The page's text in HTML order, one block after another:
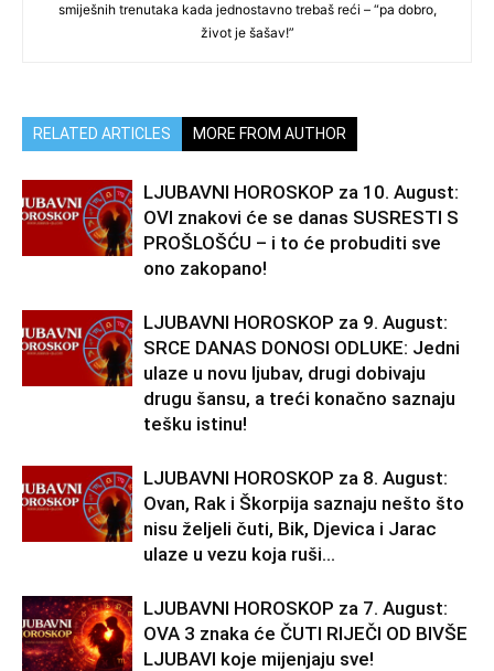
smiješnih trenutaka kada jednostavno trebaš reći – “pa dobro,
život je šašav!”
RELATED ARTICLES MORE FROM AUTHOR
LJUBAVNI HOROSKOP za 10. August:
OVI znakovi će se danas SUSRESTI S
PROŠLOŠĆU – i to će probuditi sve
ono zakopano!
LJUBAVNI HOROSKOP za 9. August:
SRCE DANAS DONOSI ODLUKE: Jedni
ulaze u novu ljubav, drugi dobivaju
drugu šansu, a treći konačno saznaju
tešku istinu!
LJUBAVNI HOROSKOP za 8. August:
Ovan, Rak i Škorpija saznaju nešto što
nisu željeli čuti, Bik, Djevica i Jarac
ulaze u vezu koja ruši...
LJUBAVNI HOROSKOP za 7. August:
OVA 3 znaka će ČUTI RIJEČI OD BIVŠE
LJUBAVI koje mijenjaju sve!